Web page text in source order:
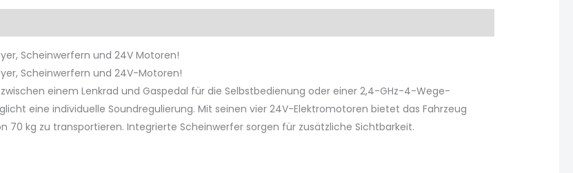
Scheinwerfern und 24V Motoren!
Scheinwerfern und 24V-Motoren!
einem Lenkrad und Gaspedal für die Selbstbedienung oder einer 2,4-GHz-4-Wege-
eine individuelle Soundregulierung. Mit seinen vier 24V-Elektromotoren bietet das Fahrzeug
70 kg zu transportieren. Integrierte Scheinwerfer sorgen für zusätzliche Sichtbarkeit.